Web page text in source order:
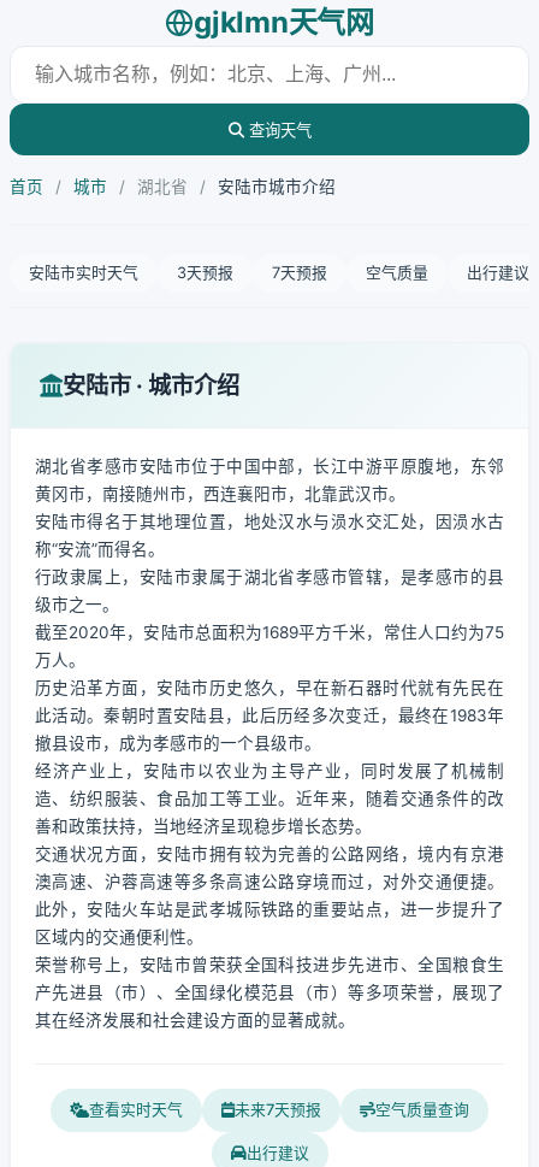
gjklmn天气网
查询天气
首页 / 城市 / 湖北省 / 安陆市城市介绍
安陆市实时天气 3天预报 7天预报 空气质量 出行建议
安陆市 · 城市介绍
湖北省孝感市安陆市位于中国中部，长江中游平原腹地，东邻
黄冈市，南接随州市，西连襄阳市，北靠武汉市。
安陆市得名于其地理位置，地处汉水与涢水交汇处，因涢水古
称“安流”而得名。
行政隶属上，安陆市隶属于湖北省孝感市管辖，是孝感市的县
级市之一。
截至2020年，安陆市总面积为1689平方千米，常住人口约为75
万人。
历史沿革方面，安陆市历史悠久，早在新石器时代就有先民在
此活动。秦朝时置安陆县，此后历经多次变迁，最终在1983年
撤县设市，成为孝感市的一个县级市。
经济产业上，安陆市以农业为主导产业，同时发展了机械制
造、纺织服装、食品加工等工业。近年来，随着交通条件的改
善和政策扶持，当地经济呈现稳步增长态势。
交通状况方面，安陆市拥有较为完善的公路网络，境内有京港
澳高速、沪蓉高速等多条高速公路穿境而过，对外交通便捷。
此外，安陆火车站是武孝城际铁路的重要站点，进一步提升了
区域内的交通便利性。
荣誉称号上，安陆市曾荣获全国科技进步先进市、全国粮食生
产先进县（市）、全国绿化模范县（市）等多项荣誉，展现了
其在经济发展和社会建设方面的显著成就。
查看实时天气 未来7天预报 空气质量查询
出行建议